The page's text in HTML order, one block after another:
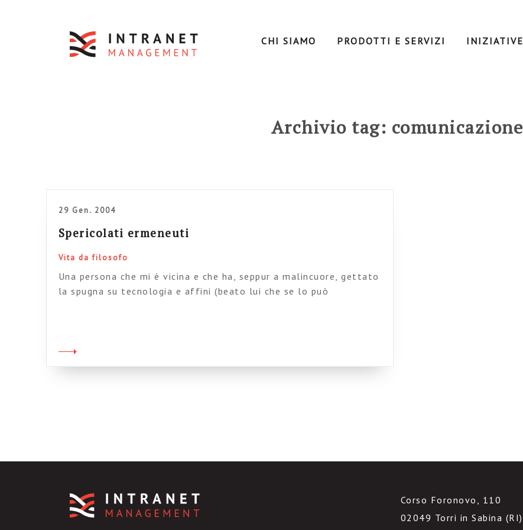
CHI SIAMO PRODOTTI E SERVIZI INIZIATIVE
Archivio tag: comunicazione
29 Gen. 2004
Spericolati ermeneuti
Vita da filosofo
Una persona che mi è vicina e che ha, seppur a malincuore, gettato
la spugna su tecnologia e affini (beato lui che se lo può
vostra […]
Corso Foronovo, 110
02049 Torri in Sabina (RI)